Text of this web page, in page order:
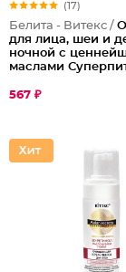
(17)
Белита - Витекс /
для лица, шеи и
ночной с
маслами
567 ₽